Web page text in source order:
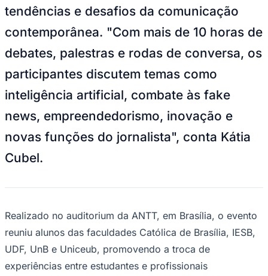
Foto: Divulgação/Evelyn Silva—Foto:
Divulgação
O Festival de JornalismoPrémio Engenho
reuniu, em Brasília, mais de 500
estudantes, 20 palestrantes,
representantes de 16 veículos de
conversa ao longo de dois dias de
programação. O encontro conectou
universitários de Jornalismo às principais